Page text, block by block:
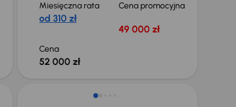
Miesięczna rata
od 310 zł
Cena promocyjna
49 000 zł
Cena
52 000 zł
Świeżo skupione